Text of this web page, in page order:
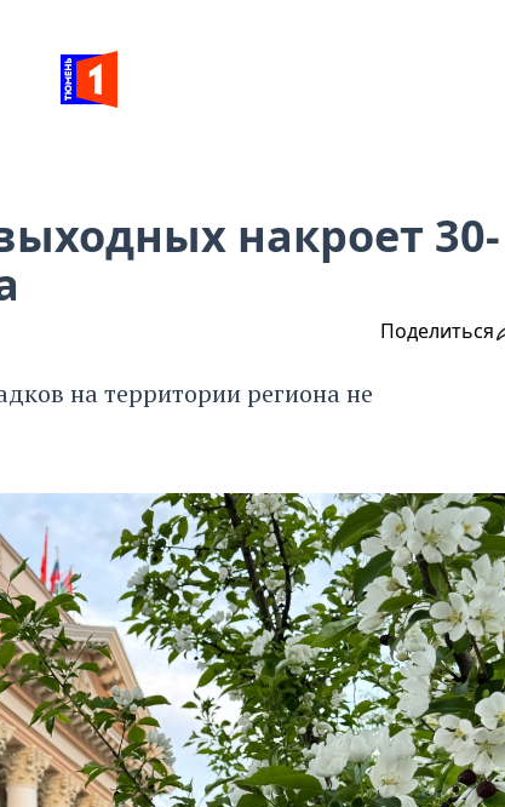
накроет 30-
Поделиться
на территории региона не